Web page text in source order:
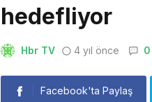
hedefliyor
Hbr TV 4 yıl önce 0
Facebook'ta Paylaş